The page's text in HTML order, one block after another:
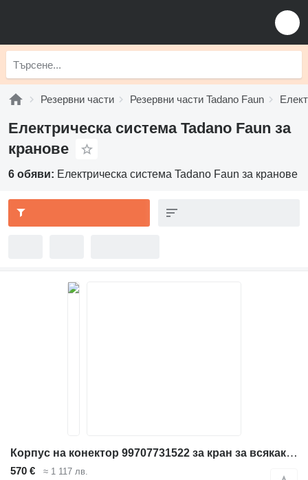
Резервни части Резервни части Tadano Faun
Електрическа система Tadano Faun за
кранове
6 обяви: Електрическа система Tadano Faun за кранове
Корпус на конектор 99707731522 за кран за всякакви терени Tadano Faun
570 € ≈ 1 117 лв.